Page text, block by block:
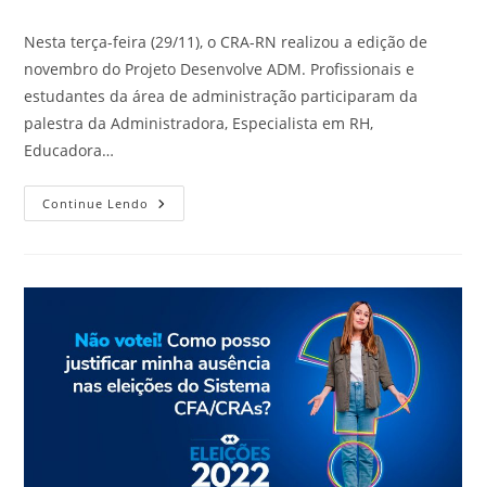
Nesta terça-feira (29/11), o CRA-RN realizou a edição de
novembro do Projeto Desenvolve ADM. Profissionais e
estudantes da área de administração participaram da
palestra da Administradora, Especialista em RH,
Educadora…
Continue Lendo Profissionais
Buscam